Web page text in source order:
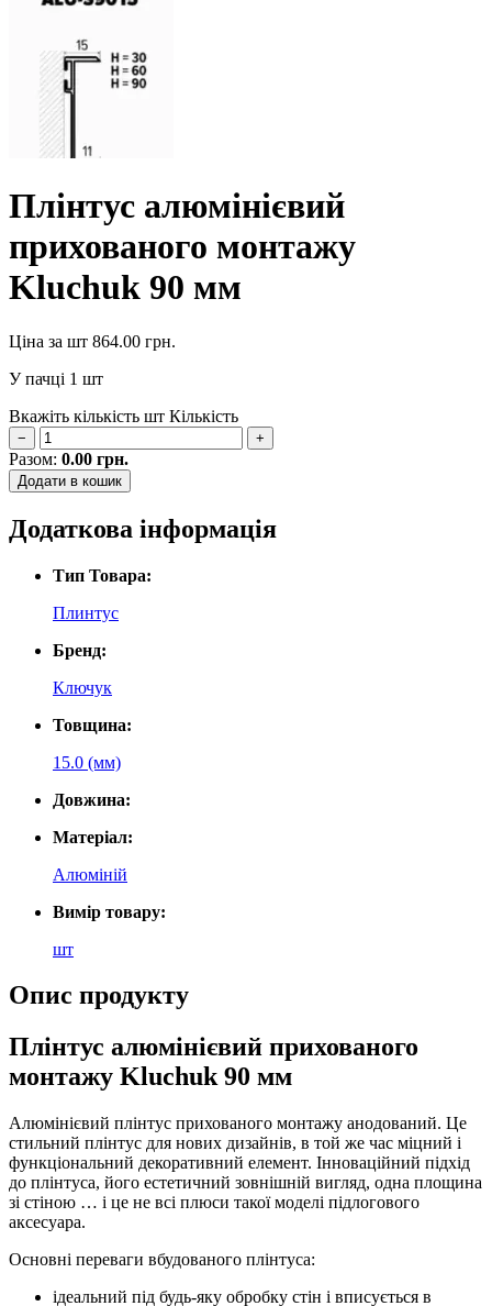
Плінтус алюмінієвий
прихованого монтажу
Kluchuk 90 мм
Ціна за шт 864.00 грн.
У пачці 1 шт
Вкажіть кількість шт Кількість
− +
Разом: 0.00 грн.
Додати в кошик
Додаткова інформація
Тип Товара:
Плинтус
Бренд:
Ключук
Товщина:
15.0 (мм)
Довжина:
Матеріал:
Алюміній
Вимір товару:
шт
Опис продукту
Плінтус алюмінієвий прихованого
монтажу Kluchuk 90 мм
Алюмінієвий плінтус прихованого монтажу анодований. Це
стильний плінтус для нових дизайнів, в той же час міцний і
функціональний декоративний елемент. Інноваційний підхід
до плінтуса, його естетичний зовнішній вигляд, одна площина
зі стіною … і це не всі плюси такої моделі підлогового
аксесуара.
Основні переваги вбудованого плінтуса:
ідеальний під будь-яку обробку стін і вписується в